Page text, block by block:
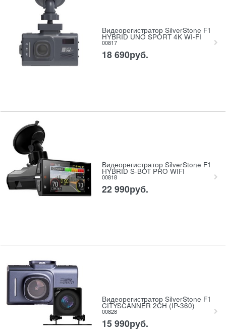
Видеорегистратор SilverStone F1
HYBRID UNO SPORT 4K WI-FI
00817
18 690руб.
Видеорегистратор SilverStone F1
HYBRID S-BOT PRO WIFI
00818
22 990руб.
Видеорегистратор SilverStone F1
CITYSCANNER 2CH (IP-360)
00828
15 990руб.